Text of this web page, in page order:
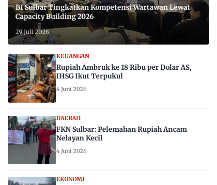
BI Sulbar Tingkatkan Kompetensi Wartawan Lewat
Capacity Building 2026
29 Juli 2026
KEUANGAN
Rupiah Ambruk ke 18 Ribu per Dolar AS,
IHSG Ikut Terpukul
4 Juni 2026
DAERAH
FKN Sulbar: Pelemahan Rupiah Ancam
Nelayan Kecil
4 Juni 2026
EKONOMI